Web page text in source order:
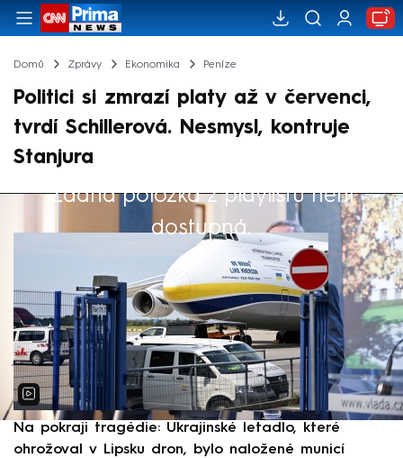
Domů Zprávy Ekonomika Peníze
Politici si zmrazí platy až v červenci,
tvrdí Schillerová. Nesmysl, kontruje
Stanjura
Žádná položka z playlistu není
dostupná.
Výběr redakce
Na pokraji tragédie: Ukrajinské letadlo, které
ohrožoval v Lipsku dron, bylo naložené municí